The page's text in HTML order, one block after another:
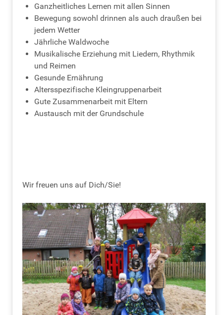
Ganzheitliches Lernen mit allen Sinnen
Bewegung sowohl drinnen als auch draußen bei
jedem Wetter
Jährliche Waldwoche
Musikalische Erziehung mit Liedern, Rhythmik
und Reimen
Gesunde Ernährung
Altersspezifische Kleingruppenarbeit
Gute Zusammenarbeit mit Eltern
Austausch mit der Grundschule
Wir freuen uns auf Dich/Sie!